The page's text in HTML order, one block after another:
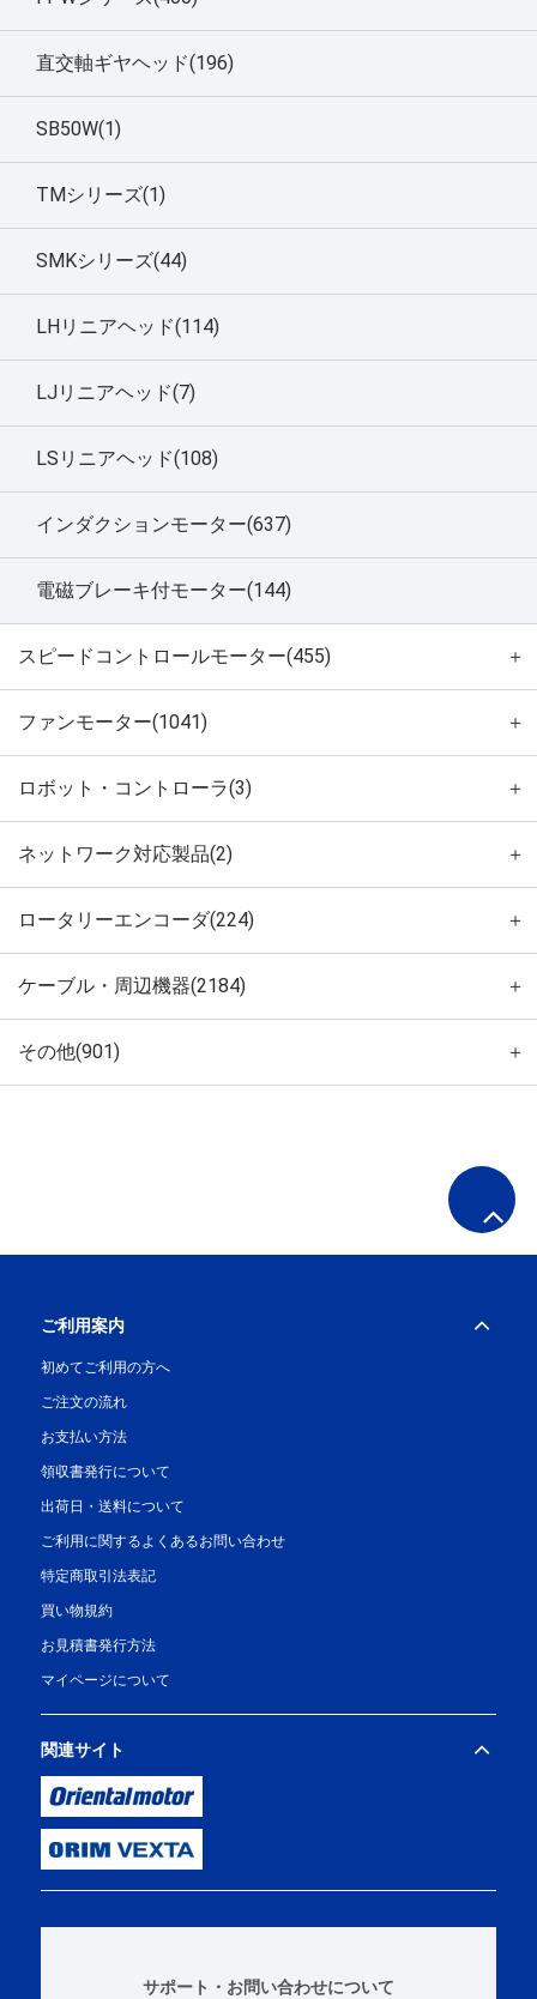
直交軸ギヤヘッド(196)
SB50W(1)
TMシリーズ(1)
SMKシリーズ(44)
LHリニアヘッド(114)
LJリニアヘッド(7)
LSリニアヘッド(108)
インダクションモーター(637)
電磁ブレーキ付モーター(144)
スピードコントロールモーター(455) ＋
ファンモーター(1041) ＋
ロボット・コントローラ(3) ＋
ネットワーク対応製品(2) ＋
ロータリーエンコーダ(224) ＋
ケーブル・周辺機器(2184) ＋
その他(901) ＋
ご利用案内
初めてご利用の方へ
ご注文の流れ
お支払い方法
領収書発行について
出荷日・送料について
ご利用に関するよくあるお問い合わせ
特定商取引法表記
買い物規約
お見積書発行方法
マイページについて
関連サイト
サポート・お問い合わせについて